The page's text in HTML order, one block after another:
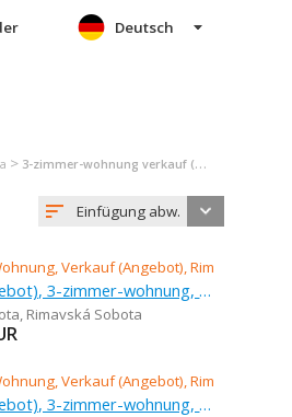
Deutsch
> 3-zimmer-wohnung verkauf (angebot) Rimavská Sobota
Einfügung abw.
Verkauf (Angebot), 3-zimmer-wohnung, 75 m
, Rimavská Sobota
Verkauf (Angebot), 3-zimmer-wohnung, 72 m